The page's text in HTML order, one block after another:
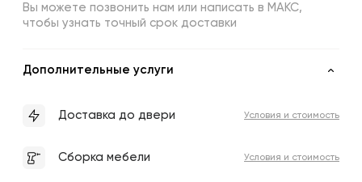
Вы можете позвонить нам или написать в МАКС,
чтобы узнать точный срок доставки
Дополнительные услуги
Доставка до двери Условия и стоимость
Сборка мебели Условия и стоимость